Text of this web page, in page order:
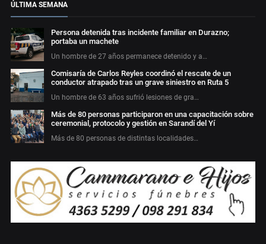
ÚLTIMA SEMANA
Persona detenida tras incidente familiar en Durazno;
portaba un machete
Un hombre de 27 años permanece detenido y a…
Comisaría de Carlos Reyles coordinó el rescate de un
conductor atrapado tras un grave siniestro en Ruta 5
Un hombre de 63 años sufrió lesiones de gra…
Más de 80 personas participaron en una capacitación sobre
ceremonial, protocolo y gestión en Sarandí del Yí
Más de 80 personas de distintas localidades…